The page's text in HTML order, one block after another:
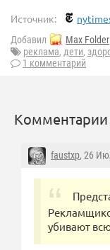
Источник:
Добавил Max Folder
реклама, дети,
1 комментарий
Комментарии
faustxp, 26
убивают